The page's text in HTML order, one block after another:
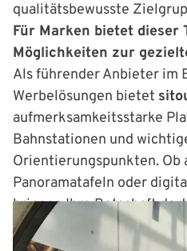
qualitätsbewusste
Für Marken bietet dieser
Möglichkeiten zur
Als führender Anbieter im
Werbelösungen bietet
aufmerksamkeitsstarke
Bahnstationen und
Orientierungspunkten. Ob
Panoramatafeln oder
bringen Ihre Botschaft
Erlebnis und